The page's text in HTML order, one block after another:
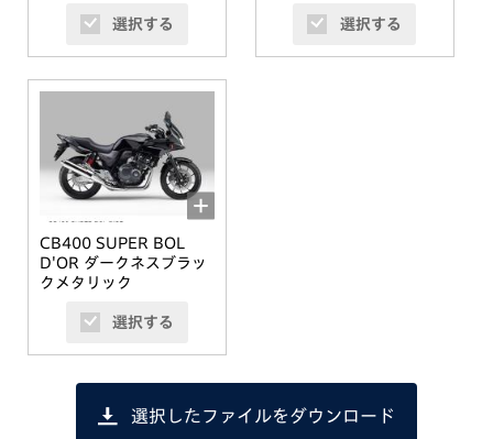
選択する 選択する
CB400 SUPER BOL
D'OR ダークネスブラッ
クメタリック
選択する
選択したファイルをダウンロード